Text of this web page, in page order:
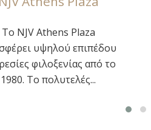
Έχοντας από τους πιο
multi- functional
το Congo Palace
να σχεδιάσει και...